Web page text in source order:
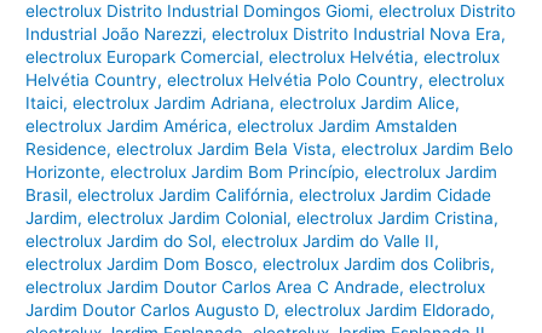
electrolux Distrito Industrial Domingos Giomi,electrolux Distrito
Industrial João Narezzi,electrolux Distrito Industrial Nova Era,
electrolux Europark Comercial,electrolux Helvétia,electrolux
Helvétia Country,electrolux Helvétia Polo Country,electrolux
Itaici,electrolux Jardim Adriana,electrolux Jardim Alice,
electrolux Jardim América,electrolux Jardim Amstalden
Residence,electrolux Jardim Bela Vista,electrolux Jardim Belo
Horizonte,electrolux Jardim Bom Princípio,electrolux Jardim
Brasil,electrolux Jardim Califórnia,electrolux Jardim Cidade
Jardim,electrolux Jardim Colonial,electrolux Jardim Cristina,
electrolux Jardim do Sol,electrolux Jardim do Valle II,
electrolux Jardim Dom Bosco,electrolux Jardim dos Colibris,
electrolux Jardim Doutor Carlos Area C Andrade,electrolux
Jardim Doutor Carlos Augusto D,electrolux Jardim Eldorado,